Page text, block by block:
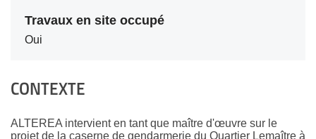
Travaux en site occupé
Oui
CONTEXTE
ALTEREA intervient en tant que maître d'œuvre sur le
projet de la caserne de gendarmerie du Quartier Lemaître à